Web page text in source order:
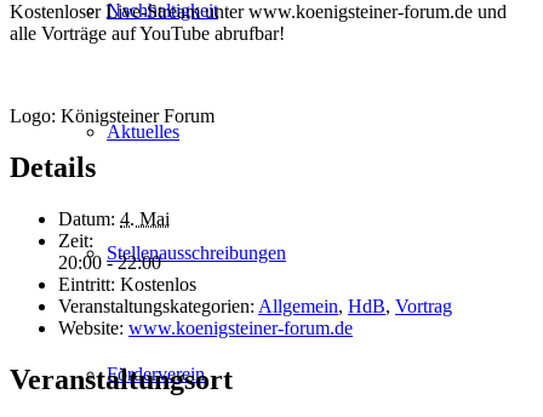
Nachhaltigkeit
Aktuelles
Stellenausschreibungen
Förderverein
Kostenloser Live-Stream unter www.koenigsteiner-forum.de und
alle Vorträge auf YouTube abrufbar!
Logo: Königsteiner Forum
Details
Datum: 4. Mai
Zeit:
20:00 - 22:00
Eintritt: Kostenlos
Veranstaltungskategorien: Allgemein, HdB, Vortrag
Website: www.koenigsteiner-forum.de
Veranstaltungsort